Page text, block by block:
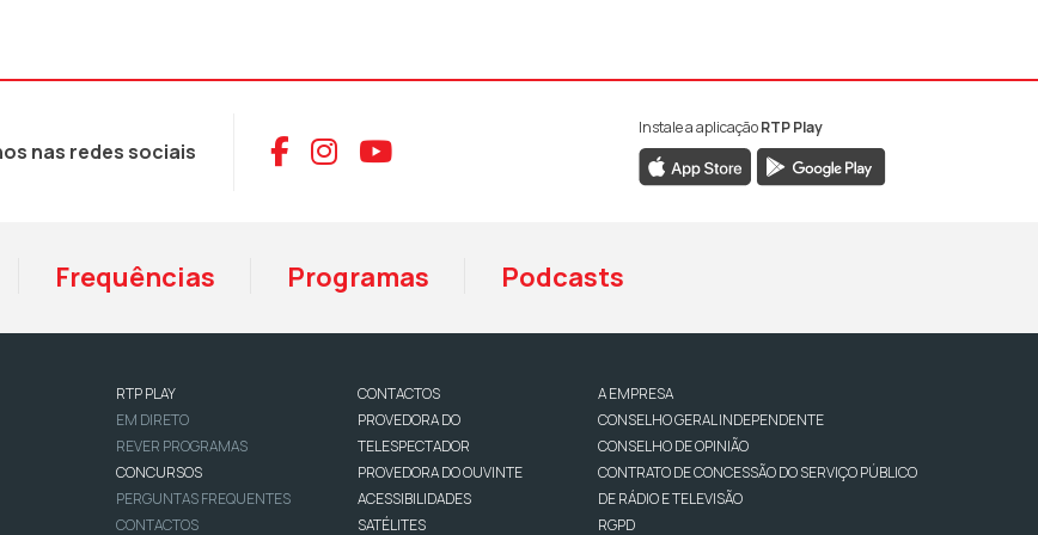
nas redes sociais Aceder ao Facebook da RTP Antena 1
Aceder ao Instagram da RTP Antena 1
Aceder ao YouTube da RTP Antena 1
Instale a aplicaçãoRTP Play
Frequências Programas Podcasts
RTP PLAY
EM DIRETO
REVER PROGRAMAS
CONCURSOS
PERGUNTAS FREQUENTES
CONTACTOS
CONTACTOS
PROVEDORA DO
TELESPECTADOR
PROVEDORA DO OUVINTE
ACESSIBILIDADES
SATÉLITES
A EMPRESA
CONSELHO GERAL INDEPENDENTE
CONSELHO DE OPINIÃO
CONTRATO DE CONCESSÃO DO SERVIÇO PÚBLICO
DE RÁDIO E TELEVISÃO
RGPD